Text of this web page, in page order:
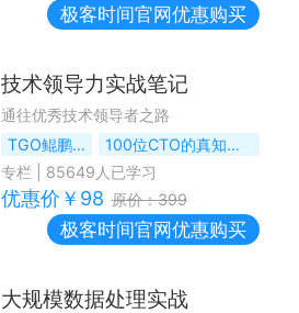
极客时间官网优惠购买
技术领导力实战笔记
通往优秀技术领导者之路
TGO鲲鹏会
100位CTO的真知灼见
专栏
85649 人已学习
优惠价￥ 98 原价：399
极客时间官网优惠购买
大规模数据处理实战